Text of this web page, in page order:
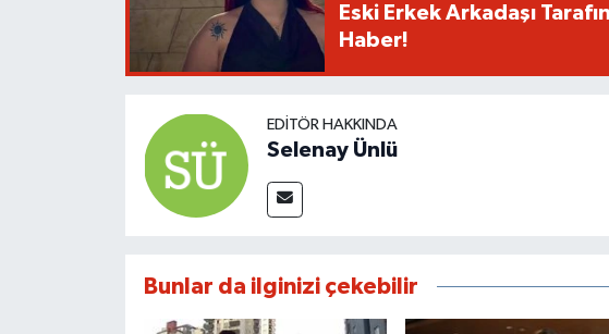
Eski Erkek Arkadaşı
Haber!
EDITÖR HAKKINDA
Selenay Ünlü
Bunlar da ilginizi çekebilir